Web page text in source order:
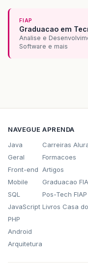
FIAP
Graduacao em
Analise e
Software e mais
NAVEGUE
Java
Geral
Front-end
Mobile
SQL
JavaScript
PHP
Android
Arquitetura
APRENDA
Carreiras
Formacoes
Artigos
Graduacao
Pos-Tech FIAP
Livros Casa